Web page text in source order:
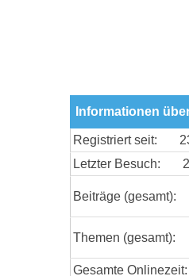
Informationen
Registriert seit:
Letzter Besuch:
Beiträge (gesamt):
Themen (gesamt):
Gesamte Onlinezeit: